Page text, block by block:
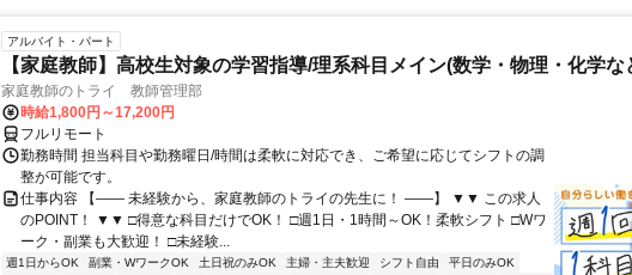
アルバイト・パート
【家庭教師】高校生対象の学習指導/理系科目メイン(数学・物理・化学な
家庭教師のトライ 教師管理部
時給1,800円～17,200円
フルリモート
勤務時間 担当科目や勤務曜日/時間は柔軟に対応でき、ご希望に応じてシフトの調
整が可能です。
仕事内容 【―― 未経験から、家庭教師のトライの先生に！ ――】 ▼▼ この求人
のPOINT！ ▼▼ □得意な科目だけでOK！ □週1日・1時間～OK！柔軟シフト □Wワ
ーク・副業も大歓迎！ □未経験...
週1日からOK 副業・WワークOK 土日祝のみOK 主婦・主夫歓迎 シフト自由
平日のみOK